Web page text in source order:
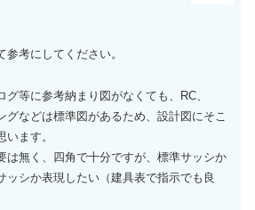
考にしてください。
グ等に参考納まり図がなくても、RC、
グなどは標準図があるため、設計図にそこ
ます。
は無く、四角で十分ですが、標準サッシか
ッシか表現したい（建具表で指示でも良